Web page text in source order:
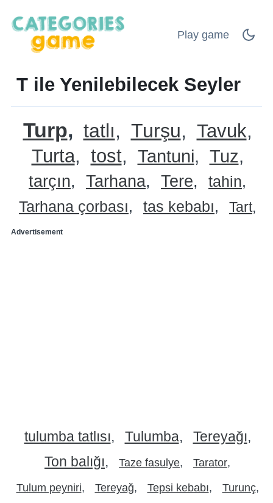
Play game
T ile Yenilebilecek Seyler
Turp tatlı Turşu
Tavuk
Turta
tost Tantuni Tuz
tarçın Tarhana Tere
tahin
Tarhana çorbası
tas kebabı Tart
Advertisement
tulumba tatlısı Tulumba
Tereyağı
Ton balığı
Taze fasulye Tarator
Tulum peyniri Tereyağ Tepsi kebabı Turunç